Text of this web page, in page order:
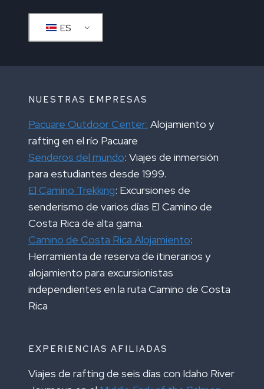
ES
NUESTRAS EMPRESAS
Pacuare Outdoor Center: Alojamiento y
rafting en el río Pacuare
Senderos del mundo: Viajes de inmersión
para estudiantes desde 1999.
El Camino Trekking: Excursiones de
senderismo de varios días El Camino de
Costa Rica de alta gama.
Camino de Costa Rica Alojamiento:
Herramienta de reserva de itinerarios y
alojamiento para excursionistas
independientes en la ruta Camino de Costa
Rica
EXPERIENCIAS AFILIADAS
Viajes de rafting de seis días con Idaho River